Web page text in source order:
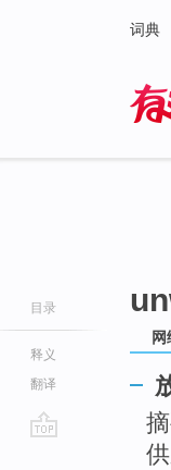
词典
目录
释义
翻译
网